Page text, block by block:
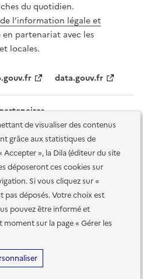
de visualiser des contenus
grâce aux statistiques de
Accepter », la Dila (éditeur du site
déposeront ces cookies sur
Si vous cliquez sur «
pas déposés. Votre choix est
pouvez être informé et
sur la page « Gérer les
du quotidien.
l’information légale et
en partenariat avec les
locales.
data.gouv.fr
conforme
Accessibilité des
Données personnelles et sécurité
Gestion des cookies
de ce site sont sous